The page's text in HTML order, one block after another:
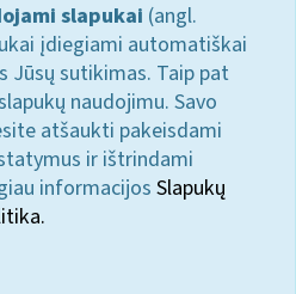
slapukai (angl.
įdiegiami automatiškai
Jūsų sutikimas. Taip pat
naudojimu. Savo
atšaukti pakeisdami
ir ištrindami
informacijos Slapukų